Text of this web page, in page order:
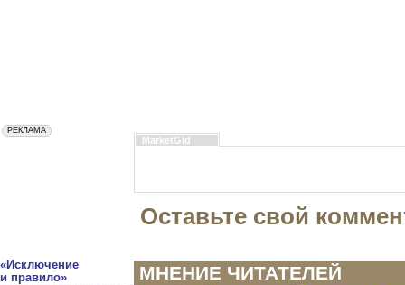
«Исключение
и правило»
MarketGid
Оставьте свой
МНЕНИЕ ЧИТАТЕЛЕЙ